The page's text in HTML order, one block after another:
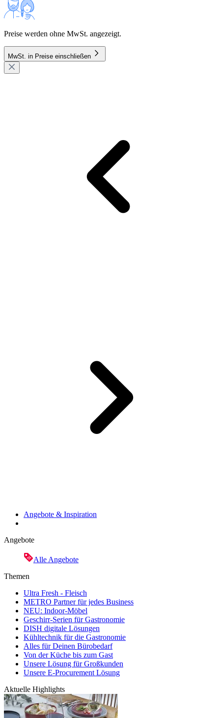
Preise werden ohne MwSt. angezeigt.
MwSt. in Preise einschließen
Angebote & Inspiration
Angebote
Alle Angebote
Themen
Ultra Fresh - Fleisch
METRO Partner für jedes Business
NEU: Indoor-Möbel
Geschirr-Serien für Gastronomie
DISH digitale Lösungen
Kühltechnik für die Gastronomie
Alles für Deinen Bürobedarf
Von der Küche bis zum Gast
Unsere Lösung für Großkunden
Unsere E-Procurement Lösung
Aktuelle Highlights